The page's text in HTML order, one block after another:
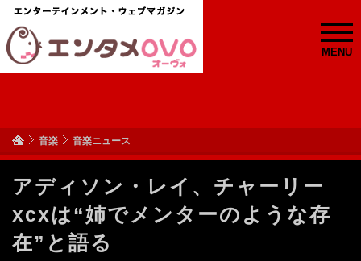
MENU
音楽 音楽ニュース
アディソン・レイ、チャーリー
xcxは“姉でメンターのような存
在”と語る